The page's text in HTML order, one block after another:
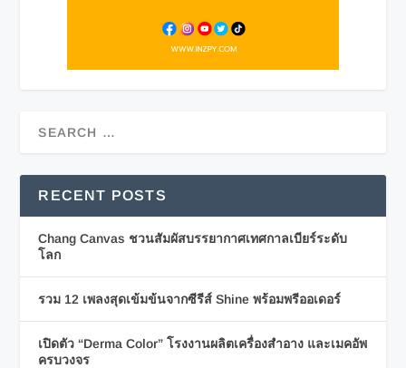
RECENT POSTS
Chang Canvas ชวนสัมผัสบรรยากาศเทศกาลเบียร์ระดับ
โลก
รวม 12 เพลงสุดเข้มข้นจากซีรีส์ Shine พร้อมพรีออเดอร์
เปิดตัว “Derma Color” โรงงานผลิตเครื่องสำอาง และเมคอัพ
ครบวงจร